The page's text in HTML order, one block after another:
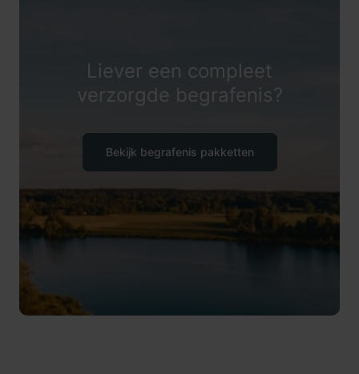
Liever een compleet
verzorgde begrafenis?
Bekijk begrafenis pakketten